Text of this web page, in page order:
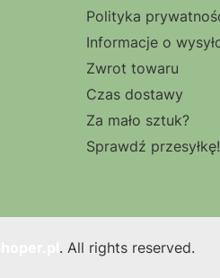
Polityka
Informacje o
Zwrot towaru
Czas dostawy
Za mało sztuk?
Sprawdź przesyłkę!
. All rights reserved.